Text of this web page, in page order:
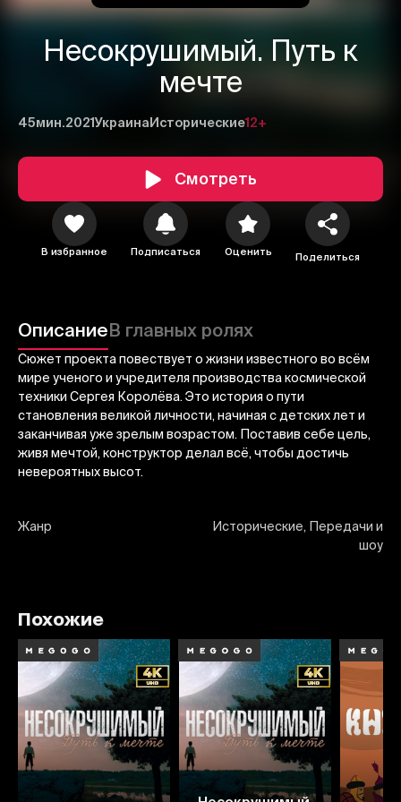
Несокрушимый. Путь к
мечте
45мин.2021Украина Исторические12+
Смотреть
В избранное Подписаться Оценить Поделиться
ОписаниеВ главных ролях
Сюжет проекта повествует о жизни известного во всём
мире ученого и учредителя производства космической
техники Сергея Королёва. Это история о пути
становления великой личности, начиная с детских лет и
заканчивая уже зрелым возрастом. Поставив себе цель,
живя мечтой, конструктор делал всё, чтобы достичь
невероятных высот.
Жанр
Исторические, Передачи и
шоу
2
Похожие
Авторизоваться